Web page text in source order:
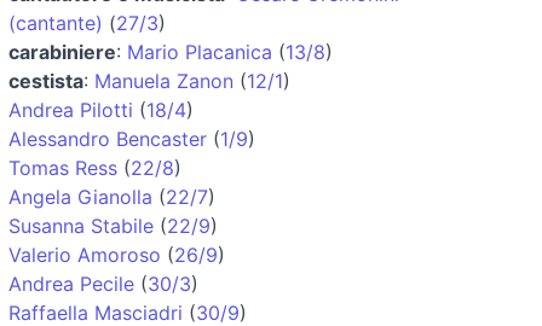
(cantante) (27/3)
carabiniere: Mario Placanica (13/8)
cestista: Manuela Zanon (12/1)
Andrea Pilotti (18/4)
Alessandro Bencaster (1/9)
Tomas Ress (22/8)
Angela Gianolla (22/7)
Susanna Stabile (22/9)
Valerio Amoroso (26/9)
Andrea Pecile (30/3)
Raffaella Masciadri (30/9)